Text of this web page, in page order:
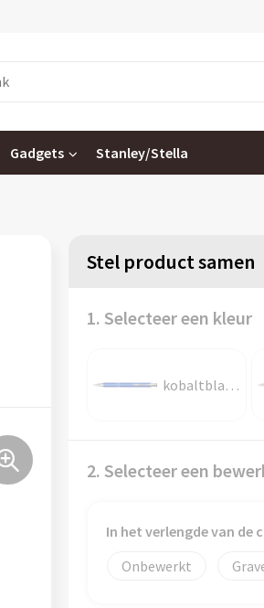
Gadgets Stanley/Stella
Stel product samen
1. Selecteer een kleur
kobaltblauw
2. Selecteer een
In het verlengde van de
Onbewerkt